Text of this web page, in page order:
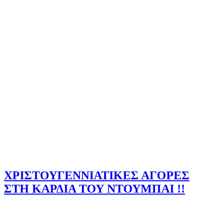
ΧΡΙΣΤΟΥΓΕΝΝΙΑΤΙΚΕΣ ΑΓΟΡΕΣ
ΣΤΗ ΚΑΡΔΙΑ ΤΟΥ ΝΤΟΥΜΠΑΙ !!